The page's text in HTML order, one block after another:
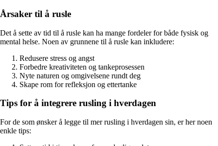
Årsaker til å rusle
Det å sette av tid til å rusle kan ha mange fordeler for både fysisk og
mental helse. Noen av grunnene til å rusle kan inkludere:
Redusere stress og angst
Forbedre kreativiteten og tankeprosessen
Nyte naturen og omgivelsene rundt deg
Skape rom for refleksjon og ettertanke
Tips for å integrere rusling i hverdagen
For de som ønsker å legge til mer rusling i hverdagen sin, er her noen
enkle tips: